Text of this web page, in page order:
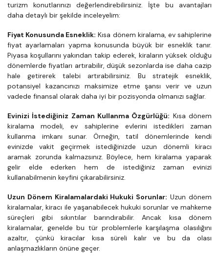
turizm konutlarınızı değerlendirebilirsiniz. İşte bu avantajları
daha detaylı bir şekilde inceleyelim:
Fiyat Konusunda Esneklik: Kısa dönem kiralama, ev sahiplerine
fiyat ayarlamaları yapma konusunda büyük bir esneklik tanır.
Piyasa koşullarını yakından takip ederek, kiraların yüksek olduğu
dönemlerde fiyatları artırabilir, düşük sezonlarda ise daha cazip
hale getirerek talebi artırabilirsiniz. Bu stratejik esneklik,
potansiyel kazancınızı maksimize etme şansı verir ve uzun
vadede finansal olarak daha iyi bir pozisyonda olmanızı sağlar.
Evinizi İstediğiniz Zaman Kullanma Özgürlüğü: Kısa dönem
kiralama modeli, ev sahiplerine evlerini istedikleri zaman
kullanma imkanı sunar. Örneğin, tatil dönemlerinde kendi
evinizde vakit geçirmek istediğinizde uzun dönemli kiracı
aramak zorunda kalmazsınız. Böylece, hem kiralama yaparak
gelir elde ederken hem de istediğiniz zaman evinizi
kullanabilmenin keyfini çıkarabilirsiniz.
Uzun Dönem Kiralamalardaki Hukuki Sorunlar: Uzun dönem
kiralamalar, kiracı ile yaşanabilecek hukuki sorunlar ve mahkeme
süreçleri gibi sıkıntılar barındırabilir. Ancak kısa dönem
kiralamalar, genelde bu tür problemlerle karşılaşma olasılığını
azaltır, çünkü kiracılar kısa süreli kalır ve bu da olası
anlaşmazlıkların önüne geçer.